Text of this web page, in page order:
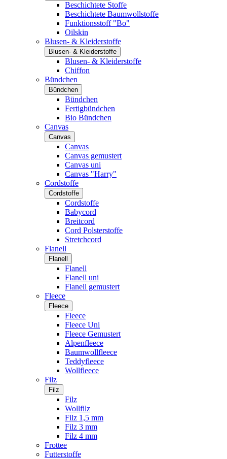
Beschichtete Stoffe
Beschichtete Baumwollstoffe
Funktionsstoff "Bo"
Oilskin
Blusen- & Kleiderstoffe
Blusen- & Kleiderstoffe
Blusen- & Kleiderstoffe
Chiffon
Bündchen
Bündchen
Bündchen
Fertigbündchen
Bio Bündchen
Canvas
Canvas
Canvas
Canvas gemustert
Canvas uni
Canvas "Harry"
Cordstoffe
Cordstoffe
Cordstoffe
Babycord
Breitcord
Cord Polsterstoffe
Stretchcord
Flanell
Flanell
Flanell
Flanell uni
Flanell gemustert
Fleece
Fleece
Fleece
Fleece Uni
Fleece Gemustert
Alpenfleece
Baumwollfleece
Teddyfleece
Wollfleece
Filz
Filz
Filz
Wollfilz
Filz 1,5 mm
Filz 3 mm
Filz 4 mm
Frottee
Futterstoffe